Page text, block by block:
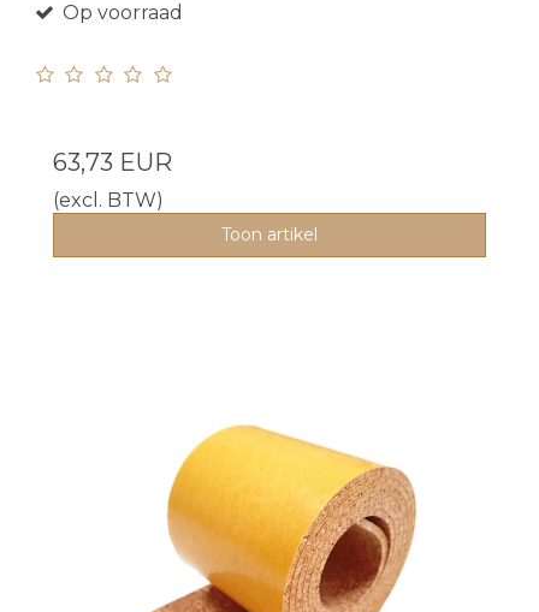
Op voorraad
63,73 EUR
(excl. BTW)
Toon artikel